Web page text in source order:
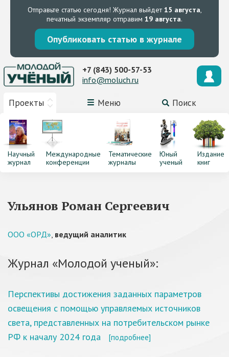
Отправьте статью сегодня! Журнал выйдет15 августа,
печатный экземпляр отправим 19 августа.
Опубликовать статью в журнале
Проекты Меню Поиск
+7 (843) 500-57-53
info@moluch.ru
Научный
журнал
Международные
конференции
Тематические
журналы
Юный
ученый
Издание
книг
Ульянов Роман Сергеевич
ООО «ОРД», ведущий аналитик
Журнал «Молодой ученый»:
Перспективы достижения заданных параметров
освещения с помощью управляемых источников
света, представленных на потребительском рынке
РФ к началу 2024 года
[подробнее]